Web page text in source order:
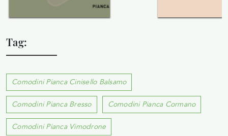
Tag:
Comodini Pianca Cinisello Balsamo
Comodini Pianca Bresso Comodini Pianca Cormano
Comodini Pianca Vimodrone